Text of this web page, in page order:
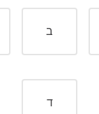
בטבלת
5% מתוך השלם:
ב
ד